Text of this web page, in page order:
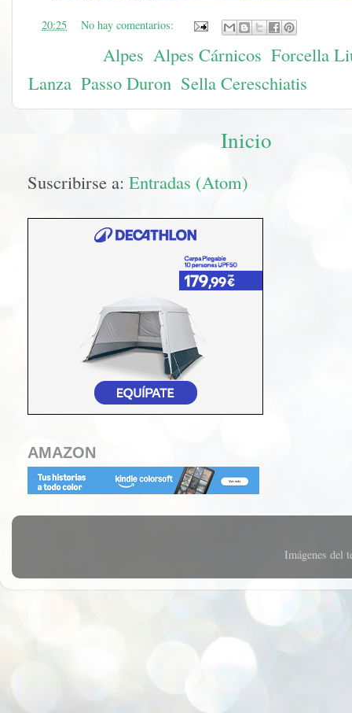
20:25 No hay comentarios:
Alpes Alpes Cárnicos Forcella
Lanza Passo Duron Sella Cereschiatis
Inicio
Suscribirse a: Entradas (Atom)
AMAZON
Imágenes del